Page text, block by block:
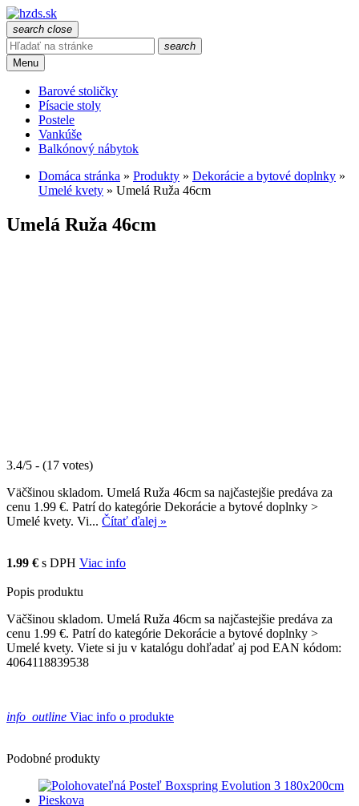
search close
search
Menu
Barové stoličky
Písacie stoly
Postele
Vankúše
Balkónový nábytok
Domáca stránka » Produkty » Dekorácie a bytové doplnky »
Umelé kvety » Umelá Ruža 46cm
Umelá Ruža 46cm
3.4/5 - (17 votes)
Väčšinou skladom. Umelá Ruža 46cm sa najčastejšie predáva za
cenu 1.99 €. Patrí do kategórie Dekorácie a bytové doplnky >
Umelé kvety. Vi... Čítať ďalej »
1.99 € s DPH Viac info
Popis produktu
Väčšinou skladom. Umelá Ruža 46cm sa najčastejšie predáva za
cenu 1.99 €. Patrí do kategórie Dekorácie a bytové doplnky >
Umelé kvety. Viete si ju v katalógu dohľadať aj pod EAN kódom:
4064118839538
info_outline Viac info o produkte
Podobné produkty